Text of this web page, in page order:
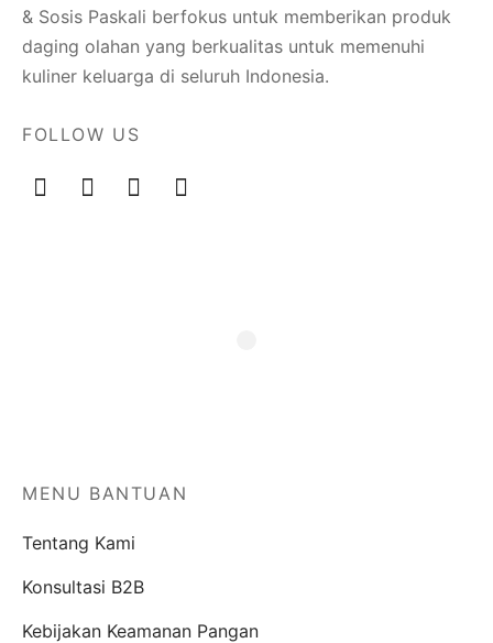
& Sosis Paskali berfokus untuk memberikan produk
daging olahan yang berkualitas untuk memenuhi
kuliner keluarga di seluruh Indonesia.
FOLLOW US
MENU BANTUAN
Tentang Kami
Konsultasi B2B
Kebijakan Keamanan Pangan